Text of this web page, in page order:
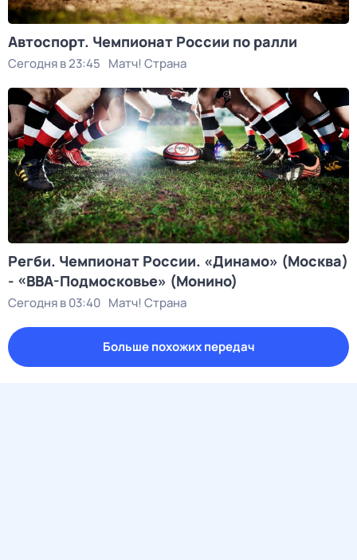
Автоспорт. Чемпионат России по ралли
Сегодня в 23:45 Матч! Страна
Регби. Чемпионат России. «Динамо» (Москва)
- «ВВА-Подмосковье» (Монино)
Сегодня в 03:40 Матч! Страна
Больше похожих передач